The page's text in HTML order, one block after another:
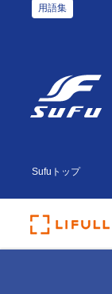
用語集
Sufuトップ